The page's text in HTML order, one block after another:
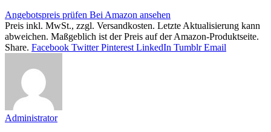
Angebotspreis prüfen Bei Amazon ansehen
Preis inkl. MwSt., zzgl. Versandkosten. Letzte Aktualisierung kann
abweichen. Maßgeblich ist der Preis auf der Amazon-Produktseite.
Share. Facebook Twitter Pinterest LinkedIn Tumblr Email
Administrator